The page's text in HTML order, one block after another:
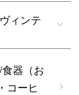
ィンテ
器（お
コーヒ